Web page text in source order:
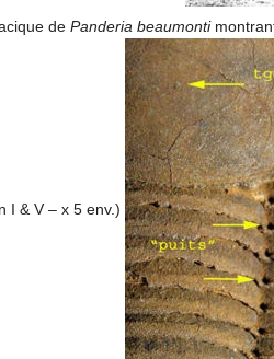
de Panderia beaumonti
I & V – x 5 env.)